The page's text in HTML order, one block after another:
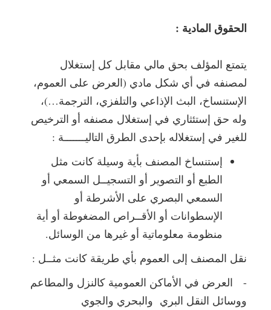
الحقوق المادية :
يتمتع المؤلف بحق مالي مقابل كل إستغلال
لمصنفه في أي شكل مادي (العرض على العموم،
الإستنساخ، البث الإذاعي والتلفزي، الترجمة…)،
وله حق إستئثاري في إستغلال مصنفه أو الترخيص
للغير في إستغلاله بإحدى الطرق التاليـــــــة :
إستنساخ المصنف بأية وسيلة كانت مثل
الطبع أو التصوير أو التسجيــل السمعي أو
السمعي البصري على الأشرطة أو
الإسطوانات أو الأقــراص المضغوطة أو أية
منظومة معلوماتية أو غيرها من الوسائل.
نقل المصنف إلى العموم بأي طريقة كانت مثــل :
- العرض في الأماكن العمومية كالنزل والمطاعم
ووسائل النقل البري والبحري والجوي